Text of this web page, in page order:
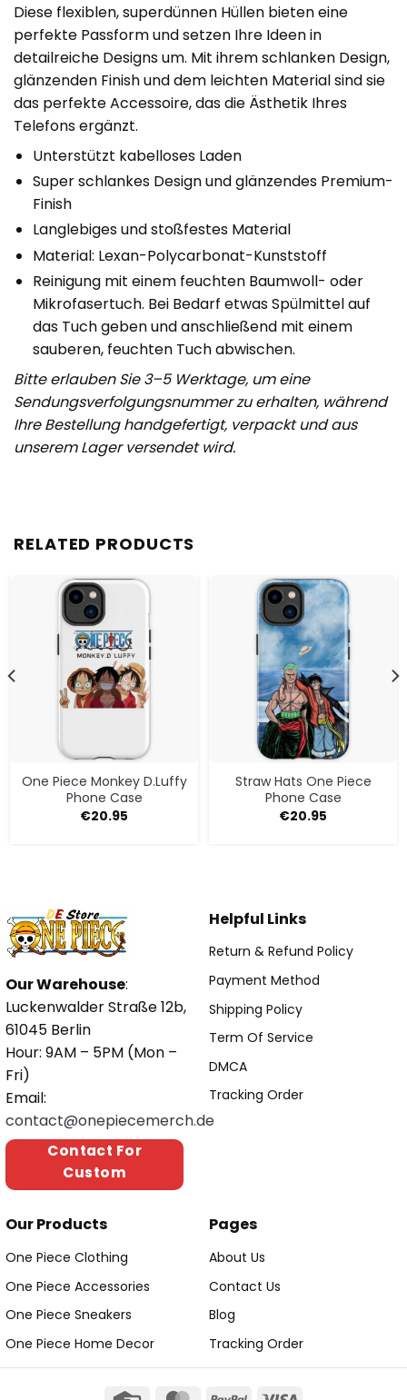
Diese flexiblen, superdünnen Hüllen bieten eine
perfekte Passform und setzen Ihre Ideen in
detailreiche Designs um. Mit ihrem schlanken Design,
glänzenden Finish und dem leichten Material sind sie
das perfekte Accessoire, das die Ästhetik Ihres
Telefons ergänzt.
Unterstützt kabelloses Laden
Super schlankes Design und glänzendes Premium-
Finish
Langlebiges und stoßfestes Material
Material: Lexan-Polycarbonat-Kunststoff
Reinigung mit einem feuchten Baumwoll- oder
Mikrofaser­tuch. Bei Bedarf etwas Spülmittel auf
das Tuch geben und anschließend mit einem
sauberen, feuchten Tuch abwischen.
Bitte erlauben Sie 3–5 Werktage, um eine
Sendungsverfolgungsnummer zu erhalten, während
Ihre Bestellung handgefertigt, verpackt und aus
unserem Lager versendet wird.
RELATED PRODUCTS
One Piece Monkey D.Luffy
Phone Case
€20.95
Straw Hats One Piece
Phone Case
€20.95
Our Warehouse:
Luckenwalder Straße 12b,
61045 Berlin
Hour: 9AM – 5PM (Mon –
Fri)
Email:
contact@onepiecemerch.de
Contact For
Custom
Helpful Links
Return & Refund Policy
Payment Method
Shipping Policy
Term Of Service
DMCA
Tracking Order
Our Products
One Piece Clothing
One Piece Accessories
One Piece Sneakers
One Piece Home Decor
Pages
About Us
Contact Us
Blog
Tracking Order